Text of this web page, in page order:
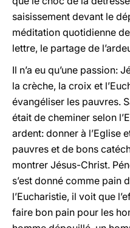
saisissement devant le
méditation quotidienne
lettre, le partage de
Il n’a eu qu’une passion:
la crèche, la croix et
évangéliser les pauvres.
était de cheminer selon
ardent: donner à l’Eglise
pauvres et de bons
montrer Jésus-Christ.
s’est donné comme pain
l’Eucharistie, il voit que
faire bon pain pour les